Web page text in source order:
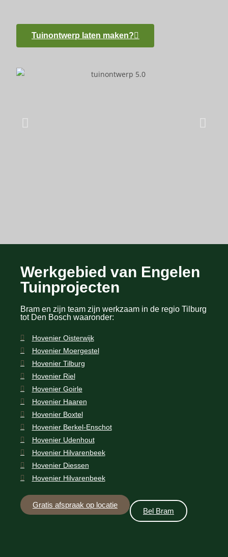
Tuinontwerp laten maken?
Werkgebied van Engelen
Tuinprojecten
Bram en zijn team zijn werkzaam in de regio Tilburg
tot Den Bosch waaronder:
Hovenier Oisterwijk
Hovenier Moergestel
Hovenier Tilburg
Hovenier Riel
Hovenier Goirle
Hovenier Haaren
Hovenier Boxtel
Hovenier Berkel-Enschot
Hovenier Udenhout
Hovenier Hilvarenbeek
Hovenier Diessen
Hovenier Hilvarenbeek
Gratis afspraak op locatie
Bel Bram